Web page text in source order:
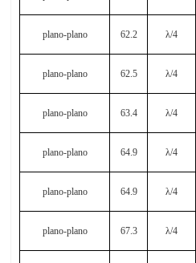
plano-plano 62.2 λ/4
plano-plano 62.5 λ/4
plano-plano 63.4 λ/4
plano-plano 64.9 λ/4
plano-plano 64.9 λ/4
plano-plano 67.3 λ/4